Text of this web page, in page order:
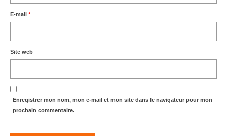
E-mail *
Site web
Enregistrer mon nom, mon e-mail et mon site dans le navigateur pour mon
prochain commentaire.